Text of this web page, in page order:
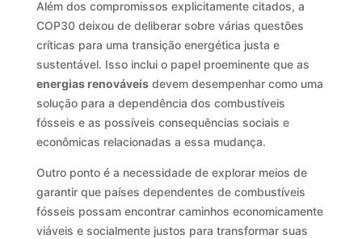
Além dos compromissos explicitamente citados, a
COP30 deixou de deliberar sobre várias questões
críticas para uma transição energética justa e
sustentável. Isso inclui o papel proeminente que as
energias renováveisdevem desempenhar como uma
solução para a dependência dos combustíveis
fósseis e as possíveis consequências sociais e
econômicas relacionadas a essa mudança.
Outro ponto é a necessidade de explorar meios de
garantir que países dependentes de combustíveis
fósseis possam encontrar caminhos economicamente
viáveis e socialmente justos para transformar suas